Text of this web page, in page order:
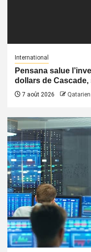
International
Pensana salue
dollars de
7 août 2026 Qatarien